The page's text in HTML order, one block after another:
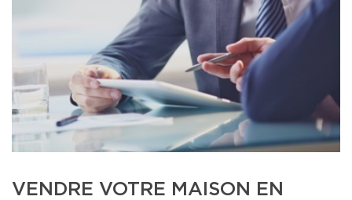
VENDRE VOTRE MAISON EN